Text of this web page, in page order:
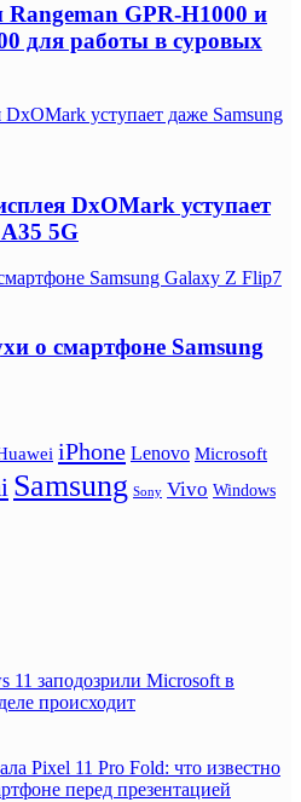
GPR-H1000 и
для работы в суровых
уступает даже Samsung
DxOMark уступает
5G
Samsung Galaxy Z Flip7
о смартфоне Samsung
iPhone Lenovo Microsoft
Samsung Sony Vivo Windows
11 заподозрили Microsoft в
происходит
Pixel 11 Pro Fold: что известно
перед презентацией